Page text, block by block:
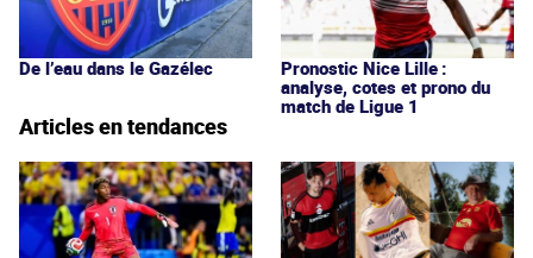
De l’eau dans le Gazélec
Pronostic Nice Lille :
analyse, cotes et prono du
match de Ligue 1
Articles en tendances